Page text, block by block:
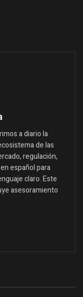
a diario la
de las
regulación,
español para
claro. Este
asesoramiento